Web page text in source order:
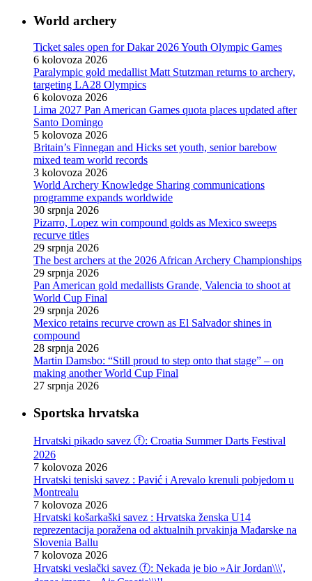
World archery
Ticket sales open for Dakar 2026 Youth Olympic Games
6 kolovoza 2026
Paralympic gold medallist Matt Stutzman returns to archery,
targeting LA28 Olympics
6 kolovoza 2026
Lima 2027 Pan American Games quota places updated after
Santo Domingo
5 kolovoza 2026
Britain’s Finnegan and Hicks set youth, senior barebow
mixed team world records
3 kolovoza 2026
World Archery Knowledge Sharing communications
programme expands worldwide
30 srpnja 2026
Pizarro, Lopez win compound golds as Mexico sweeps
recurve titles
29 srpnja 2026
The best archers at the 2026 African Archery Championships
29 srpnja 2026
Pan American gold medallists Grande, Valencia to shoot at
World Cup Final
29 srpnja 2026
Mexico retains recurve crown as El Salvador shines in
compound
28 srpnja 2026
Martin Damsbo: “Still proud to step onto that stage” – on
making another World Cup Final
27 srpnja 2026
Sportska hrvatska
Hrvatski pikado savez ⓕ: Croatia Summer Darts Festival
2026
7 kolovoza 2026
Hrvatski teniski savez : Pavić i Arevalo krenuli pobjedom u
Montrealu
7 kolovoza 2026
Hrvatski košarkaški savez : Hrvatska ženska U14
reprezentacija poražena od aktualnih prvakinja Mađarske na
Slovenia Ballu
7 kolovoza 2026
Hrvatski veslački savez ⓕ: Nekada je bio »Air Jordan\\\',